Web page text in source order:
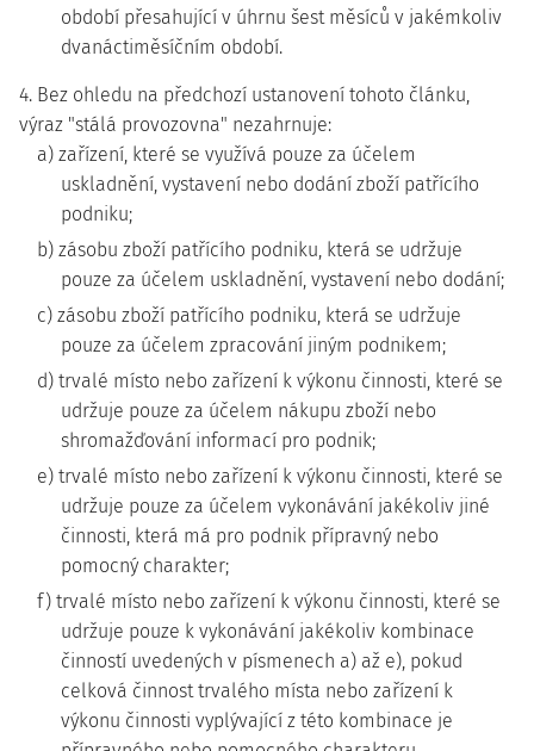
období přesahující v úhrnu šest měsíců v jakémkoliv
dvanáctiměsíčním období.
4. Bez ohledu na předchozí ustanovení tohoto článku,
výraz "stálá provozovna" nezahrnuje:
a) zařízení, které se využívá pouze za účelem
uskladnění, vystavení nebo dodání zboží patřícího
podniku;
b) zásobu zboží patřícího podniku, která se udržuje
pouze za účelem uskladnění, vystavení nebo dodání;
c) zásobu zboží patřícího podniku, která se udržuje
pouze za účelem zpracování jiným podnikem;
d) trvalé místo nebo zařízení k výkonu činnosti, které se
udržuje pouze za účelem nákupu zboží nebo
shromažďování informací pro podnik;
e) trvalé místo nebo zařízení k výkonu činnosti, které se
udržuje pouze za účelem vykonávání jakékoliv jiné
činnosti, která má pro podnik přípravný nebo
pomocný charakter;
f) trvalé místo nebo zařízení k výkonu činnosti, které se
udržuje pouze k vykonávání jakékoliv kombinace
činností uvedených v písmenech a) až e), pokud
celková činnost trvalého místa nebo zařízení k
výkonu činnosti vyplývající z této kombinace je